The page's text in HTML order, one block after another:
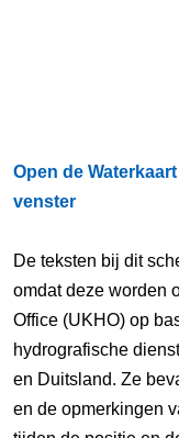
Open de
venster
De teksten bij dit
omdat deze worden
Office (UKHO) op
hydrografische
en Duitsland. Ze
en de opmerkingen